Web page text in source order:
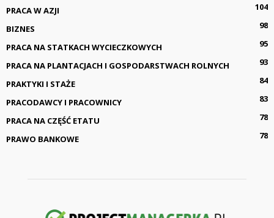
PRACA W AZJI
104
BIZNES
98
PRACA NA STATKACH WYCIECZKOWYCH
95
PRACA NA PLANTACJACH I GOSPODARSTWACH ROLNYCH
93
PRAKTYKI I STAŻE
84
PRACODAWCY I PRACOWNICY
83
PRACA NA CZĘŚĆ ETATU
78
PRAWO BANKOWE
78